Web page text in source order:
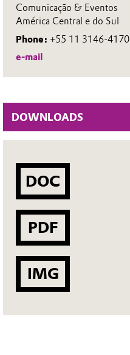
Comunicação & Eventos
América Central e do Sul
Phone: +55 11 3146-4170
e-mail
DOWNLOADS
DOC
PDF
IMG